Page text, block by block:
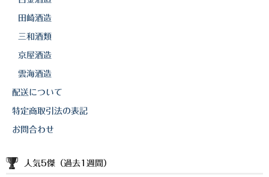
田崎酒造
三和酒類
京屋酒造
雲海酒造
配送について
特定商取引法の表記
お問合わせ
人気5傑（過去1週間）